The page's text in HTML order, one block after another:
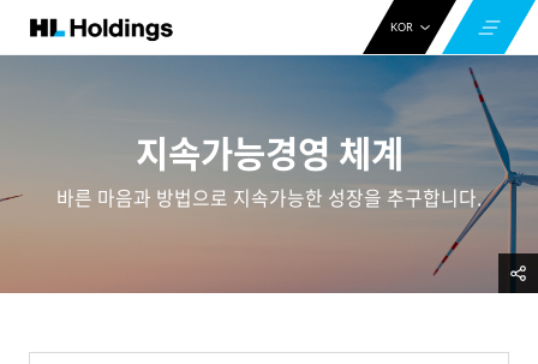
KOR
지속가능경영 체계
바른 마음과 방법으로 지속가능한 성장을 추구합니다.